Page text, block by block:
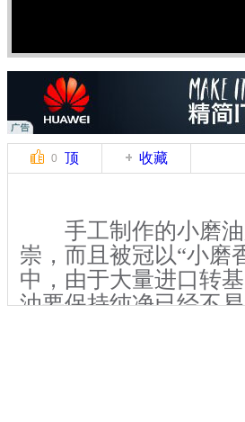
0 顶 收藏
手工制作的小磨油
崇，而且被冠以“小磨
中，由于大量进口转
油要保持纯净已经不